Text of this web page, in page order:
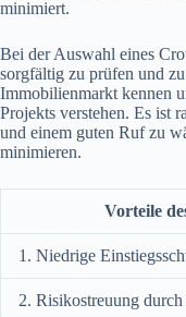
minimiert.
Bei der Auswahl eines
sorgfältig zu prüfen und
Immobilienmarkt kennen
Projekts verstehen. Es ist
und einem guten Ruf zu
minimieren.
Vorteile
1. Niedrige
2. Risikostreuung